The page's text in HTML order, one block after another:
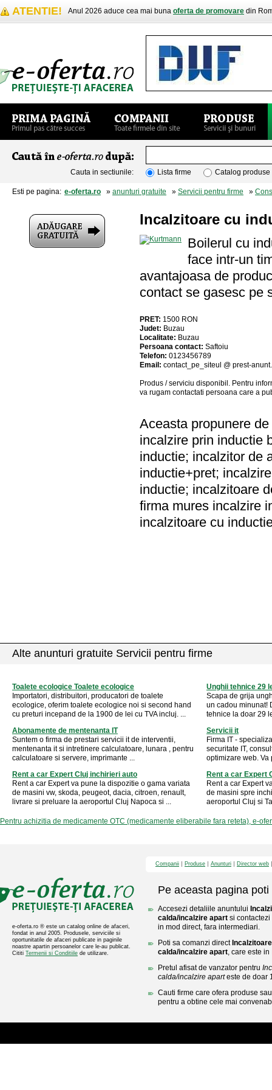
ATENTIE! Anul 2026 aduce cea mai buna oferta de promovare din
Cauta in sectiunile: Lista firme Catalog produse
Esti pe pagina: e-oferta.ro » anunturi gratuite » Servicii pentru firme »
Incalzitoare cu
Boilerul cu
face intr-un
avantajoasa de
contact se gasesc pe
PRET: 1500 RON
Judet: Buzau
Localitate: Buzau
Persoana contact: Saftoiu
Telefon: 0123456789
Email: contact_pe_siteul @ prest-
Produs / serviciu disponibil . Pentru
va rugam contactati persoana care a
Aceasta propunere
incalzire prin inductie
inductie; incalzitor de
inductie+pret;
inductie; incalzitoare
firma mures incalzire
incalzitoare cu
Alte anunturi gratuite Servicii pentru firme
Toalete ecologice Toalete ecologice
Importatori, distribuitori, producatori de toalete
ecologice, oferim toalete ecologice noi si second hand
cu preturi incepand de la 1900 de lei cu TVA incluj. ...
Unghii tehnice 29
Scapa de grija
un cadou minunat!
tehnice la doar 29
Abonamente de mentenanta IT
Suntem o firma de prestari servicii it de interventii,
mentenanta it si intretinere calculatoare, lunara , pentru
calculatoare si servere, imprimante ...
Servicii it
Firma IT -
securitate IT,
optimizare web. Va
Rent a car Expert Cluj inchirieri auto
Rent a car Expert va pune la dispozitie o gama variata
de masini vw, skoda, peugeot, dacia, citroen, renault,
livrare si preluare la aeroportul Cluj Napoca si ...
Rent a car Expert
Rent a car Expert
de masini spre
aeroportul Cluj si
Pentru achizitia de medicamente OTC (medicamente eliberabile fara reteta), e-
e-oferta.ro ® este un catalog online de afaceri,
fondat in anul 2005. Produsele, serviciile si
oportunitatile de afaceri publicate in paginile
noastre apartin persoanelor care le-au publicat.
Cititi Termenii si Conditiile de utilizare.
Companii Produse Anunturi Director web
Pe aceasta pagina poti
Accesezi detaliile anuntului
calda/incalzire apart si
in mod direct, fara intermediari.
Poti sa comanzi direct
calda/incalzire apart, care este in
Pretul afisat de vanzator pentru
calda/incalzire aparteste de doar
Cauti firme care ofera produse
pentru a obtine cele mai